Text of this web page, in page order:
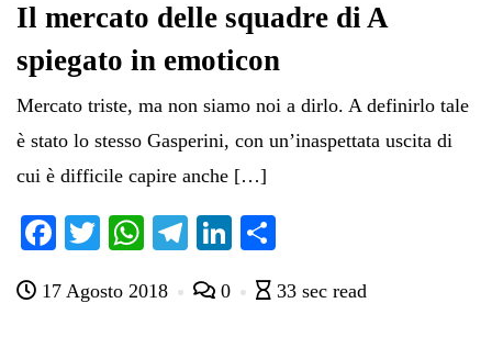
Il mercato delle squadre di A
spiegato in emoticon
Mercato triste, ma non siamo noi a dirlo. A definirlo tale
è stato lo stesso Gasperini, con un’inaspettata uscita di
cui è difficile capire anche […]
Fa
bo
T
tte
W
ts
Te
gr
Li
ed di
17 Agosto 2018 0 33 sec read